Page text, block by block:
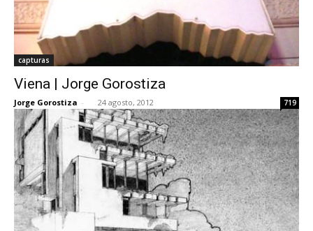
capturas
Viena | Jorge Gorostiza
Jorge Gorostiza - 24 agosto, 2012 719